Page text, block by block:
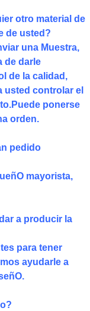
otro material de
de usted?
una Muestra,
de darle
de la calidad,
usted controlar el
ponerse
orden.
pedido
mayorista,
a producir la
para tener
ayudarle a